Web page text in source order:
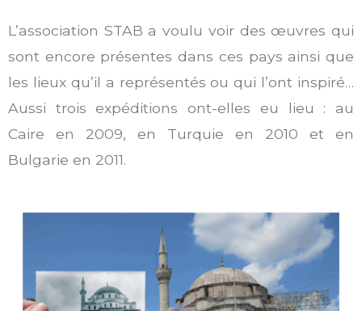
L’association STAB a voulu voir des œuvres qui
sont encore présentes dans ces pays ainsi que
les lieux qu’il a représentés ou qui l’ont inspiré…
Aussi trois expéditions ont-elles eu lieu : au
Caire en 2009, en Turquie en 2010 et en
Bulgarie en 2011.